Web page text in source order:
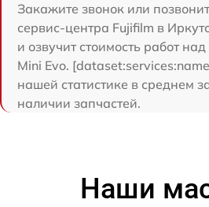
Закажите звонок или
сервис-центра Fujifilm в
и озвучит стоимость работ
Mini Evo.
нашей статистике в среднем
наличии запчастей.
Наши